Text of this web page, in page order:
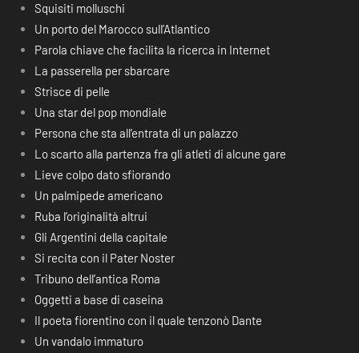
Squisiti molluschi
Un porto del Marocco sull’Atlantico
Parola chiave che facilita la ricerca in Internet
La passerella per sbarcare
Strisce di pelle
Una star del pop mondiale
Persona che sta all’entrata di un palazzo
Lo scarto alla partenza fra gli atleti di alcune gare
Lieve colpo dato sfiorando
Un palmipede americano
Ruba l’originalità altrui
Gli Argentini della capitale
Si recita con il Pater Noster
Tribuno dell’antica Roma
Oggetti a base di caseina
Il poeta fiorentino con il quale tenzonò Dante
Un vandalo immaturo